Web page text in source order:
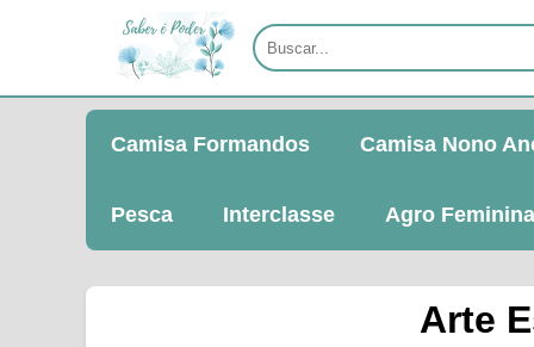
Camisa Formandos Camisa Nono
Pesca Interclasse Agro Feminina
Arte